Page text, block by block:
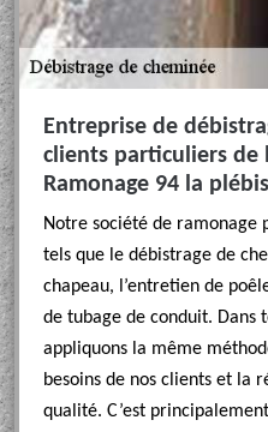
Entreprise de
clients particuliers de
Ramonage 94 la
Notre société de ramonage
tels que le débistrage de
chapeau, l’entretien de
de tubage de conduit. Dans
appliquons la même
besoins de nos clients et la
qualité. C’est